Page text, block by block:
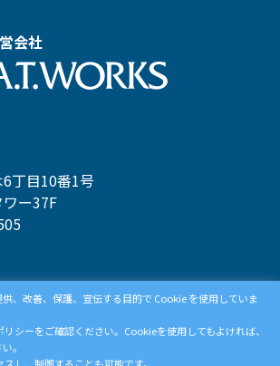
会社
丁目10番1号
ー37F
町4-5
、改善、保護、宣伝する目的で Cookie を使用していま
シーをご確認ください。Cookieを使用してもよければ、
。